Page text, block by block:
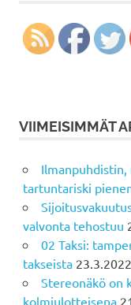
VIIMEISIMMÄT
tartuntariski
valvonta tehostuu
02 Taksi:
takseista 23.3.2022
Stereonäkö on
kolmiulotteisena